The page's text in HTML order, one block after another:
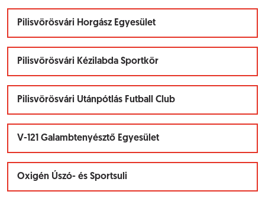
Pilisvörösvári Horgász Egyesület
Pilisvörösvári Kézilabda Sportkör
Pilisvörösvári Utánpótlás Futball Club
V-121 Galambtenyésztő Egyesület
Oxigén Úszó- és Sportsuli